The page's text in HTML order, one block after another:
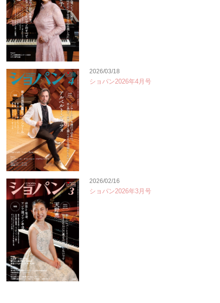
2026/03/18
ショパン2026年4月号
2026/02/16
ショパン2026年3月号